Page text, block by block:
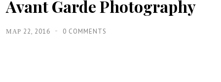
Avant Garde Photography
ΜΑΡ 22, 2016 0 COMMENTS